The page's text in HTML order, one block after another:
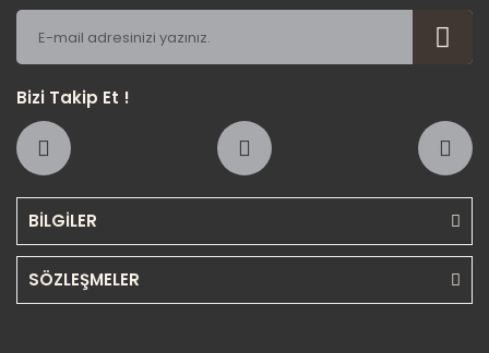
BİLGİLER
SÖZLEŞMELER
Bizi Takip Et !